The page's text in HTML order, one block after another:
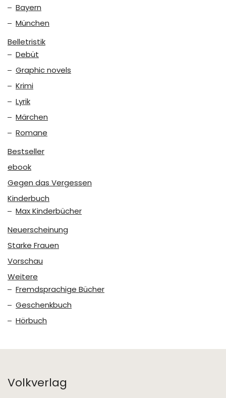
Bayern
München
Belletristik
Debüt
Graphic novels
Krimi
Lyrik
Märchen
Romane
Bestseller
ebook
Gegen das Vergessen
Kinderbuch
Max Kinderbücher
Neuerscheinung
Starke Frauen
Vorschau
Weitere
Fremdsprachige Bücher
Geschenkbuch
Hörbuch
Volkverlag